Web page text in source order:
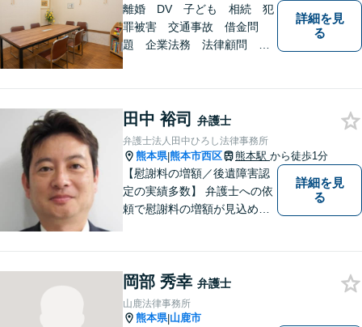
い。
離婚 DV 子ども 相続 犯
罪被害 交通事故 借金問
題 企業法務 法律顧問
詳細を見
る
田中 裕司 弁護士
弁護士法人田中ひろし法律事務所
熊本県|熊本市西区 熊本駅 から徒歩1分
【慰謝料の増額／後遺障害認
定の実績多数】 弁護士への依
頼で慰謝料の増額が見込めま
ノウハウ多数】相続手続きか
ら遺言書までトータルサポー
ト【JR熊本駅から徒歩1分】
詳細を見
る
岡部 秀幸 弁護士
山鹿法律事務所
熊本県|山鹿市